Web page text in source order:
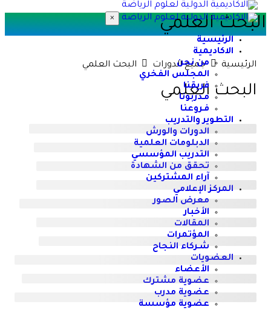
×
الرئيسية
الاكاديمية
من نحن
المجلس الفخري
فريقنا
مـدربونا
فـروعنا
التطوير والتدريب
الدورات والورش
الدبلومات العلمية
التدريب المؤسسي
تحقق من الشهادة
آراء المشتركين
المركز الإعلامي
معرض الصور
الأخبار
المقالات
المؤتمرات
شـركاء النجاح
العضويات
الأعضاء
عضوية مشترك
عضوية مدرب
عضوية مؤسسة
العلمي
الرئيسية جميع الدورات البحث العلمي
البحث العلمي